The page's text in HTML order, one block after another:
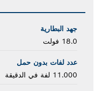
جهد البطارية
18.0 فولت
عدد لفات بدون حمل
11.000 لفة في الدقيقة